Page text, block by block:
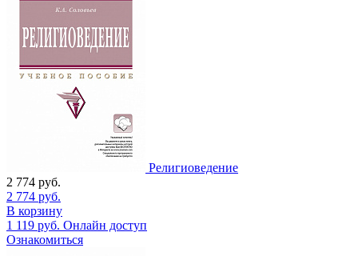
Религиоведение
2 774 руб.
2 774 руб.
В корзину
1 119 руб. Онлайн доступ
Ознакомиться